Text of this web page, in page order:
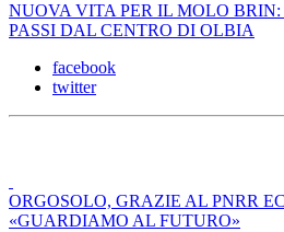
NUOVA VITA PER IL MOLO
PASSI DAL CENTRO DI OLBIA
facebook
twitter
ORGOSOLO, GRAZIE AL PNRR
«GUARDIAMO AL FUTURO»